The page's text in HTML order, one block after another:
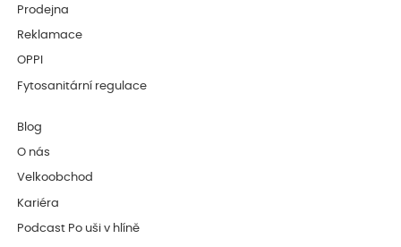
Prodejna
Reklamace
OPPI
Fytosanitární regulace
Blog
O nás
Velkoobchod
Kariéra
Podcast Po uši v hlíně